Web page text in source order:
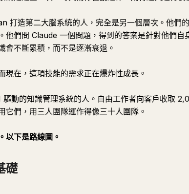
打造第二大腦系統的人，完全是另一個層次。他們
他們問 Claude 一個問題，得到的答案是針對他們自
會不斷累積，而不是逐漸衰退。
現在，這項技能的需求正在爆炸性成長。
動的知識管理系統的人。自由工作者向客戶收取
它們，用三人團隊運作得像三十人團隊。
以下是路線圖。
礎